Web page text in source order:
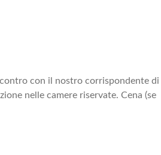
con il nostro corrispondente di
nelle camere riservate. Cena (se